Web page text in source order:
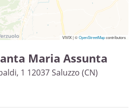
VIVIX|©OpenStreetMapcontributors
Maria Assunta
1 12037 Saluzzo (CN)